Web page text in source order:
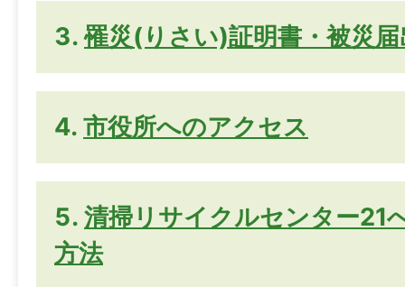
罹災(りさい)証明書・被災
市役所へのアクセス
清掃リサイクルセンター21
方法